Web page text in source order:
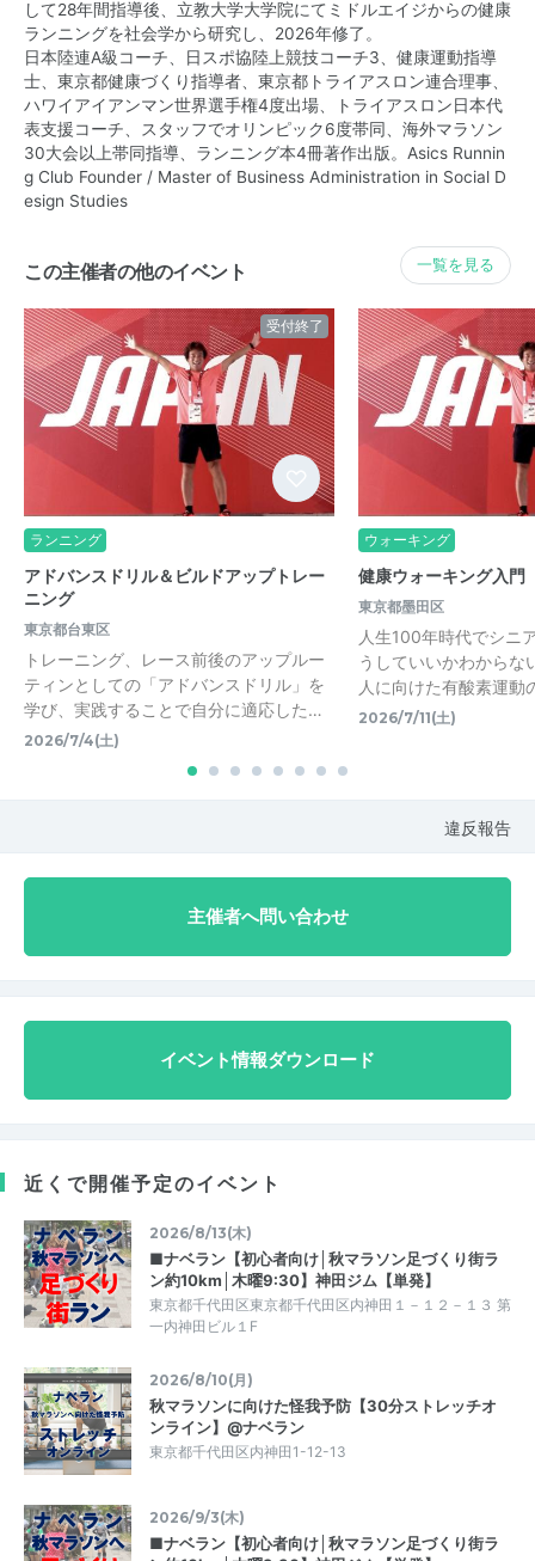
して28年間指導後、立教大学大学院にてミドルエイジからの健康
ランニングを社会学から研究し、2026年修了。
日本陸連A級コーチ、日スポ協陸上競技コーチ3、健康運動指導
士、東京都健康づくり指導者、東京都トライアスロン連合理事、
ハワイアイアンマン世界選手権4度出場、トライアスロン日本代
表支援コーチ、スタッフでオリンピック6度帯同、海外マラソン
30大会以上帯同指導、ランニング本4冊著作出版。Asics Runnin
g Club Founder / Master of Business Administration in Social D
esign Studies
この主催者の他のイベント 一覧を見る
受付終了
ランニング
アドバンスドリル＆ビルドアップトレー
ニング
東京都台東区
トレーニング、レース前後のアップルー
ティンとしての「アドバンスドリル」を
学び、実践することで自分に適応した…
2026/7/4(土)
ウォーキング
健康ウォーキング入門
東京都墨田区
人生100年時代でシニ
うしていいかわからな
人に向けた有酸素運
2026/7/11(土)
違反報告
主催者へ問い合わせ
イベント情報ダウンロード
近くで開催予定のイベント
2026/8/13(木)
■ナベラン【初心者向け│秋マラソン足づくり街ラ
ン約10km│木曜9:30】神田ジム【単発】
東京都千代田区東京都千代田区内神田１－１２－１３ 第
一内神田ビル１F
2026/8/10(月)
秋マラソンに向けた怪我予防【30分ストレッチオ
ンライン】@ナベラン
東京都千代田区内神田1-12-13
2026/9/3(木)
■ナベラン【初心者向け│秋マラソン足づくり街ラ